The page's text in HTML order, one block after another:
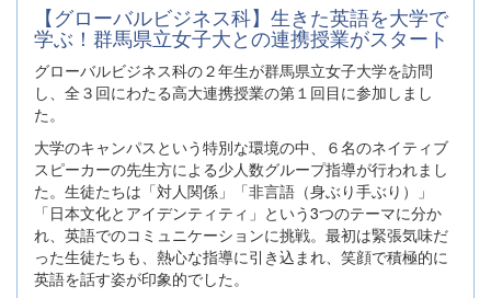
【グローバルビジネス科】生きた英語を大学で
学ぶ！群馬県立女子大との連携授業がスタート
グローバルビジネス科の２年生が群馬県立女子大学を訪問
し、全３回にわたる高大連携授業の第１回目に参加しまし
た。
大学のキャンパスという特別な環境の中、６名のネイティブ
スピーカーの先生方による少人数グループ指導が行われまし
た。生徒たちは「対人関係」「非言語（身ぶり手ぶり）」
「日本文化とアイデンティティ」という3つのテーマに分か
れ、英語でのコミュニケーションに挑戦。最初は緊張気味だ
った生徒たちも、熱心な指導に引き込まれ、笑顔で積極的に
英語を話す姿が印象的でした。